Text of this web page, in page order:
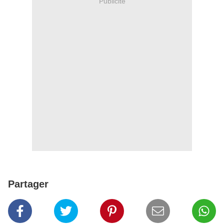
Partager